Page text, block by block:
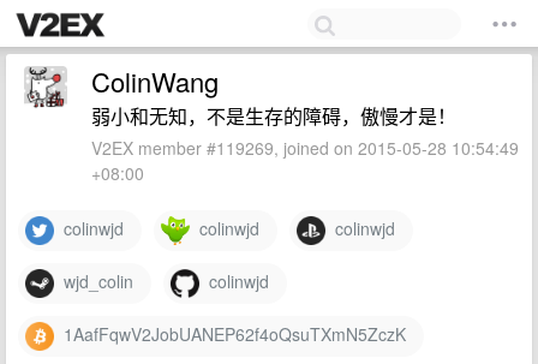
ColinWang
弱小和无知，不是生存的障碍，傲慢才是！
V2EX member #119269, joined on 2015-05-28 10:54:49
+08:00
colinwjd colinwjd colinwjd
wjd_colin colinwjd
1AafFqwV2JobUANEP62f4oQsuTXmN5ZczK